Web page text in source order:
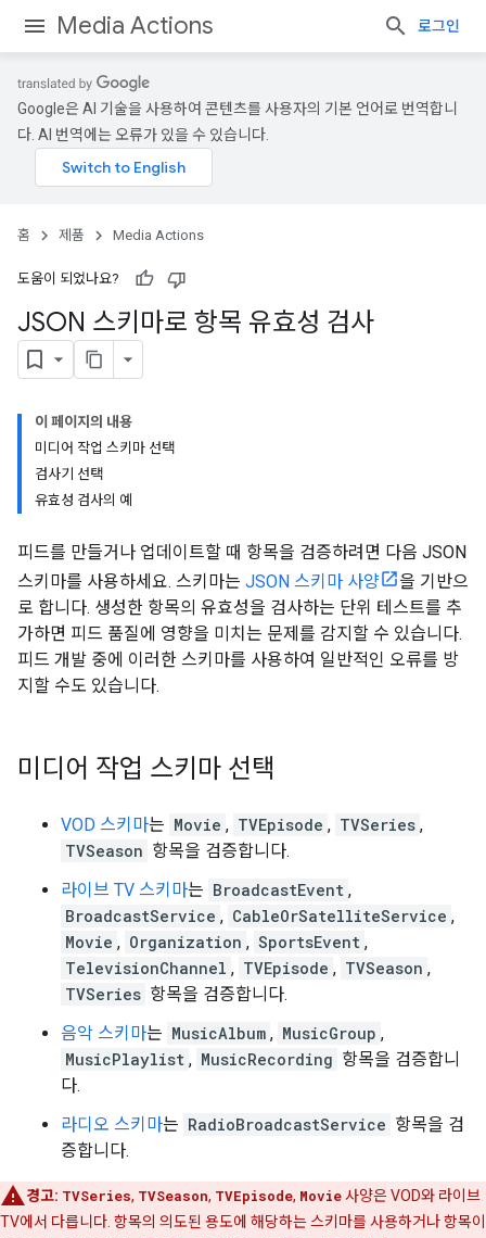
Media Actions 로그인
Google은 AI 기술을 사용하여 콘텐츠를 사용자의 기본 언어로 번역합니
다. AI 번역에는 오류가 있을 수 있습니다.
홈 제품 Media Actions
도움이 되었나요?
JSON 스키마로 항목 유효성 검사
이 페이지의 내용
미디어 작업 스키마 선택
검사기 선택
유효성 검사의 예
피드를 만들거나 업데이트할 때 항목을 검증하려면 다음 JSON
스키마를 사용하세요. 스키마는 JSON 스키마 사양
을 기반으
로 합니다. 생성한 항목의 유효성을 검사하는 단위 테스트를 추
가하면 피드 품질에 영향을 미치는 문제를 감지할 수 있습니다.
피드 개발 중에 이러한 스키마를 사용하여 일반적인 오류를 방
지할 수도 있습니다.
미디어 작업 스키마 선택
VOD 스키마는 Movie , TVEpisode , TVSeries ,
TVSeason 항목을 검증합니다.
라이브 TV 스키마는 BroadcastEvent ,
BroadcastService , CableOrSatelliteService ,
Movie , Organization , SportsEvent ,
TelevisionChannel , TVEpisode , TVSeason ,
TVSeries 항목을 검증합니다.
음악 스키마는 MusicAlbum , MusicGroup ,
MusicPlaylist , MusicRecording 항목을 검증합니
다.
라디오 스키마는 RadioBroadcastService 항목을 검
증합니다.
경고: TVSeries, TVSeason, TVEpisode, Movie사양은 VOD와 라이브
TV에서 다릅니다. 항목의 의도된 용도에 해당하는 스키마를 사용하거나 항목이